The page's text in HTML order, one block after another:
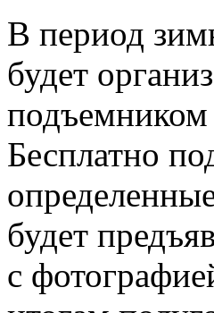
В период
будет
Бесплатно
будет
с